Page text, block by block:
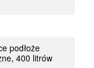
podłoże
400 litrów